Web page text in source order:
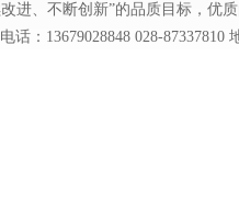
进、不断创新”的品质目标，优
电话：13679028848 028-